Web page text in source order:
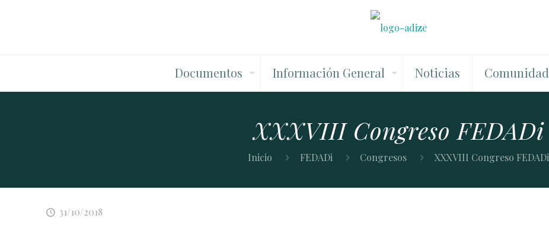
Documentos Información General Noticias Comunidad
XXXVIII Congreso FEDADi
Inicio FEDADi Congresos XXXVIII Congreso FEDADi
31/10/2018